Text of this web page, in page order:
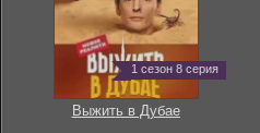
1 сезон 8 серия
Выжить в Дубае